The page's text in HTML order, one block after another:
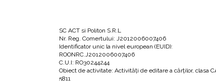
Buna gestionare a
Soarele și căldura:Soarele este
Lizierele:La granița dintre pădure și
diversitate.
SC ACT si Politon S.R.L
Nr. Reg. Comertului: J2012006007406
Identificator unic la nivel european (EUID):
ROONRC.J2012006007406
C.U.I: RO30244244
Obiect de activitate: Activităţi de editare a cărţilor, clasa
5811